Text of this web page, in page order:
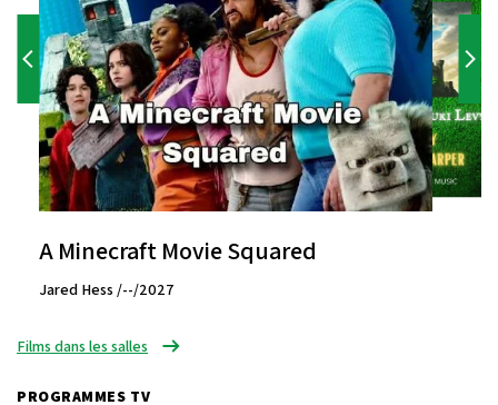
A Minecraft Movie Squared
Jared Hess /--/2027
Films dans les salles
PROGRAMMES TV